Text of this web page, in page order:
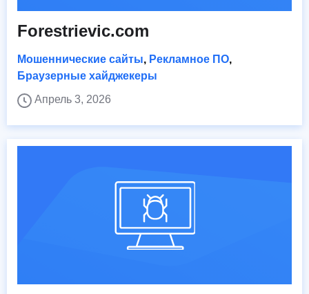
Forestrievic.com
Мошеннические сайты, Рекламное ПО,
Браузерные хайджекеры
Апрель 3, 2026